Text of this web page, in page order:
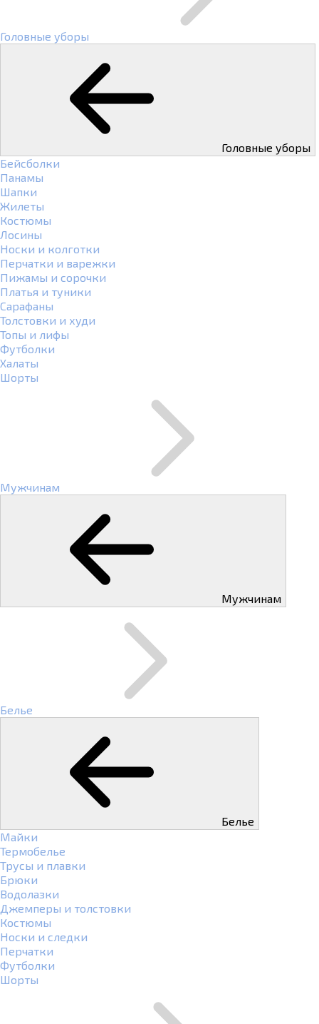
Головные уборы
Головные уборы
Бейсболки
Панамы
Шапки
Жилеты
Костюмы
Лосины
Носки и колготки
Перчатки и варежки
Пижамы и сорочки
Платья и туники
Сарафаны
Толстовки и худи
Топы и лифы
Футболки
Халаты
Шорты
Мужчинам
Мужчинам
Белье
Белье
Майки
Термобелье
Трусы и плавки
Брюки
Водолазки
Джемперы и толстовки
Костюмы
Носки и следки
Перчатки
Футболки
Шорты